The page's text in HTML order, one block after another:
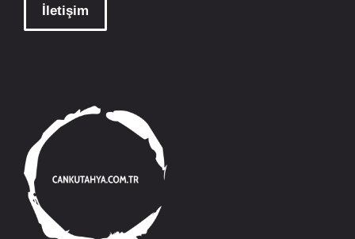
İletişim